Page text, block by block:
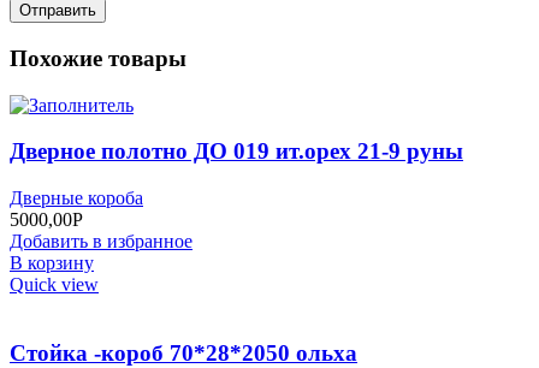
Похожие товары
Дверное полотно ДО 019 ит.орех 21-9 руны
Дверные короба
5000,00Р
Добавить в избранное
В корзину
Quick view
Стойка -короб 70*28*2050 ольха